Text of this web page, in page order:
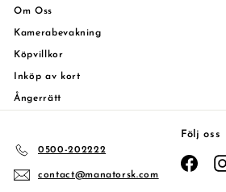
Om Oss
Kamerabevakning
Köpvillkor
Inköp av kort
Ångerrätt
0500-202222
contact@manatorsk.com
Följ oss